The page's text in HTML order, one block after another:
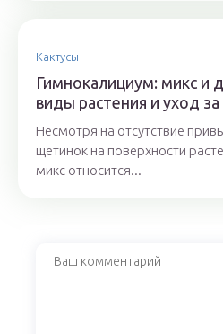
Кактусы
Гимнокалициум: микс и
виды растения и уход
Несмотря на отсутствие
щетинок на поверхности
микс относится...